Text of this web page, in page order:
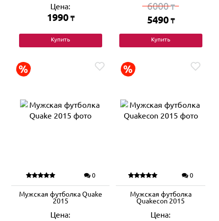
Цена:
1990 ₸
Купить
6000₸
5490 ₸
Купить
0
Мужская футболка Quake
2015
Цена:
0
Мужская футболка
Quakecon 2015
Цена: